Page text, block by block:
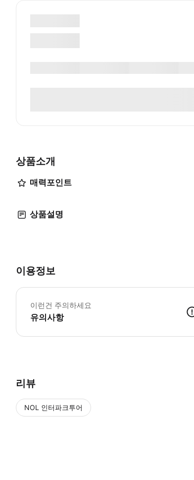
상품소개
매력포인트
상품설명
이용정보
이런건 주의하세요
유의사항
리뷰
NOL 인터파크투어